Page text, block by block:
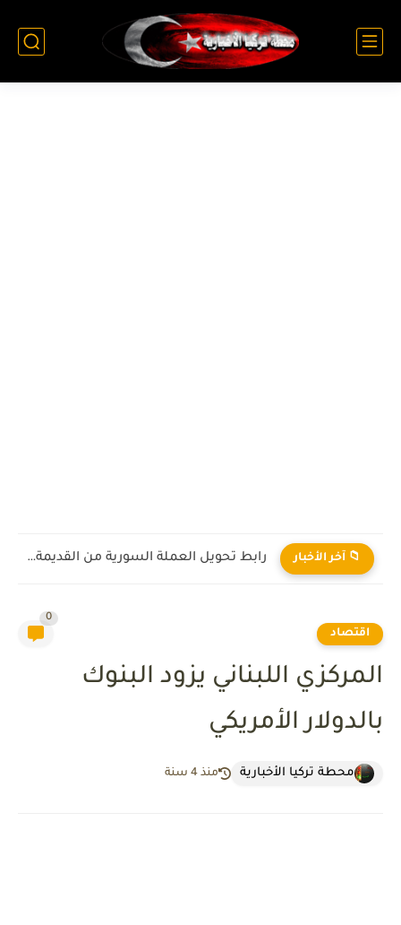
📁 آخر الأخبار رابط تحويل العملة السورية من القديمة إلى الجديدة 2026
اقتصاد
0
المركزي اللبناني يزود البنوك
بالدولار الأمريكي
محطة تركيا الأخبارية منذ 4 سنة